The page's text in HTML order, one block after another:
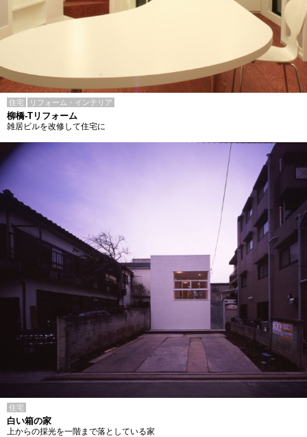
住宅 リフォーム・インテリア
柳橋-Tリフォーム
雑居ビルを改修して住宅に
住宅
白い箱の家
上からの採光を一階まで落としている家